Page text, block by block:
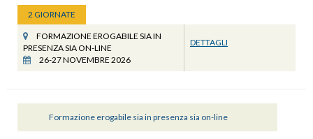
2 GIORNATE
FORMAZIONE EROGABILE SIA IN
PRESENZA SIA ON-LINE
26-27 NOVEMBRE 2026
DETTAGLI
Formazione erogabile sia in presenza sia on-line